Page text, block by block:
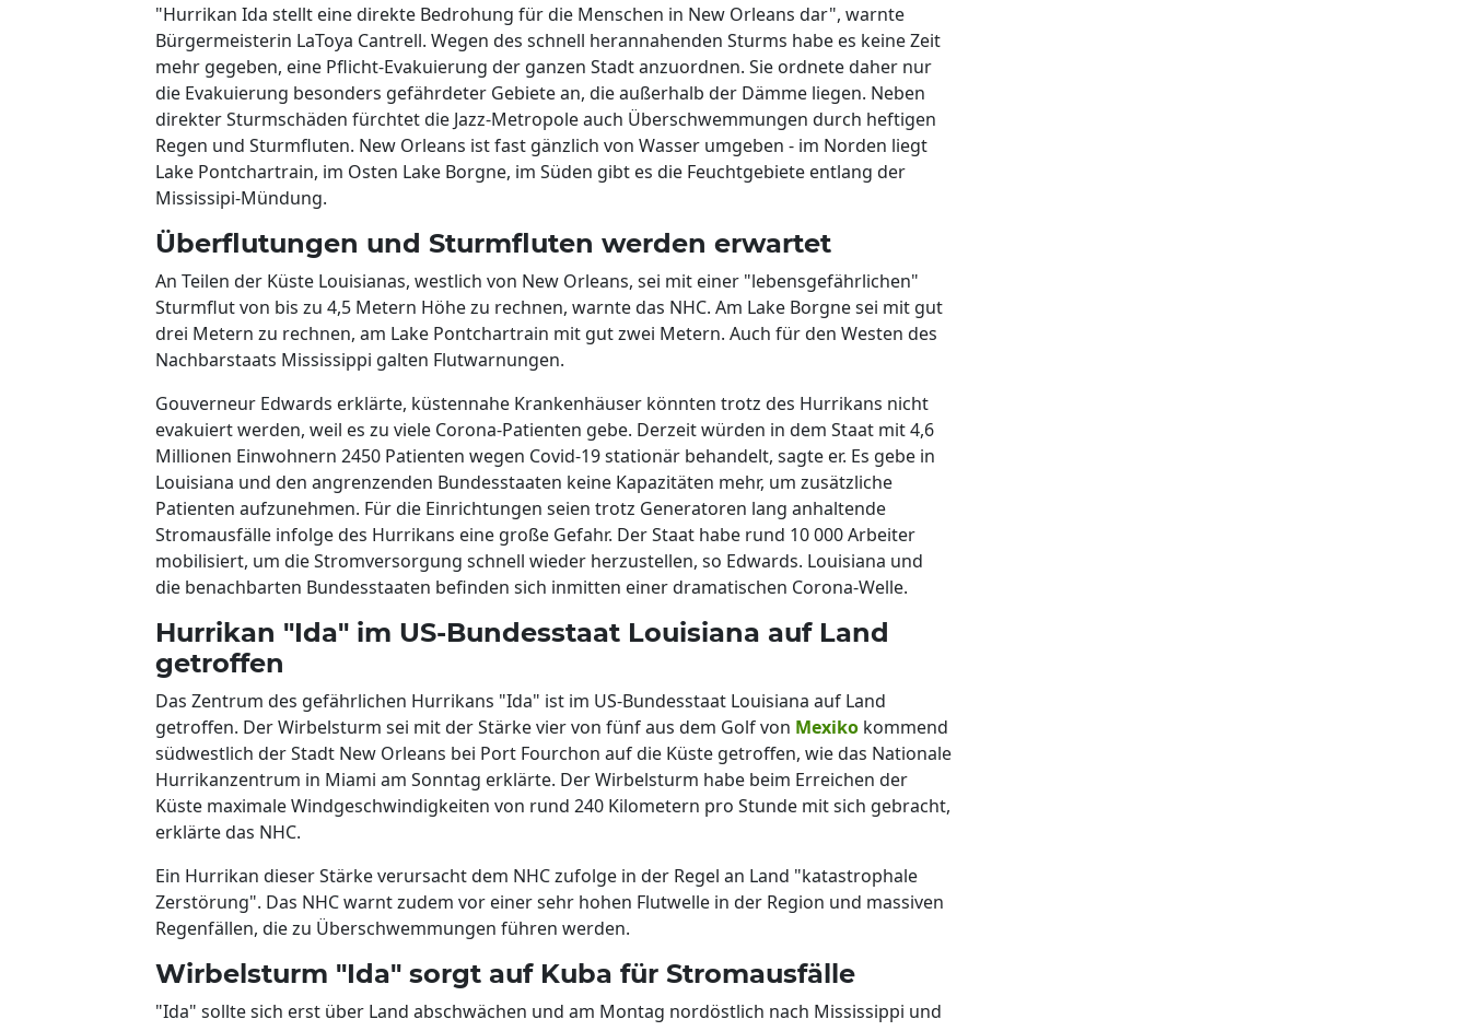
"Hurrikan Ida stellt eine direkte Bedrohung für die Menschen in New Orleans dar", warnte
Bürgermeisterin LaToya Cantrell. Wegen des schnell herannahenden Sturms habe es keine Zeit
mehr gegeben, eine Pflicht-Evakuierung der ganzen Stadt anzuordnen. Sie ordnete daher nur
die Evakuierung besonders gefährdeter Gebiete an, die außerhalb der Dämme liegen. Neben
direkter Sturmschäden fürchtet die Jazz-Metropole auch Überschwemmungen durch heftigen
Regen und Sturmfluten. New Orleans ist fast gänzlich von Wasser umgeben - im Norden liegt
Lake Pontchartrain, im Osten Lake Borgne, im Süden gibt es die Feuchtgebiete entlang der
Mississipi-Mündung.
Überflutungen und Sturmfluten werden erwartet
An Teilen der Küste Louisianas, westlich von New Orleans, sei mit einer "lebensgefährlichen"
Sturmflut von bis zu 4,5 Metern Höhe zu rechnen, warnte das NHC. Am Lake Borgne sei mit gut
drei Metern zu rechnen, am Lake Pontchartrain mit gut zwei Metern. Auch für den Westen des
Nachbarstaats Mississippi galten Flutwarnungen.
Gouverneur Edwards erklärte, küstennahe Krankenhäuser könnten trotz des Hurrikans nicht
evakuiert werden, weil es zu viele Corona-Patienten gebe. Derzeit würden in dem Staat mit 4,6
Millionen Einwohnern 2450 Patienten wegen Covid-19 stationär behandelt, sagte er. Es gebe in
Louisiana und den angrenzenden Bundesstaaten keine Kapazitäten mehr, um zusätzliche
Patienten aufzunehmen. Für die Einrichtungen seien trotz Generatoren lang anhaltende
Stromausfälle infolge des Hurrikans eine große Gefahr. Der Staat habe rund 10 000 Arbeiter
mobilisiert, um die Stromversorgung schnell wieder herzustellen, so Edwards. Louisiana und
die benachbarten Bundesstaaten befinden sich inmitten einer dramatischen Corona-Welle.
Hurrikan "Ida" im US-Bundesstaat Louisiana auf Land
getroffen
Das Zentrum des gefährlichen Hurrikans "Ida" ist im US-Bundesstaat Louisiana auf Land
getroffen. Der Wirbelsturm sei mit der Stärke vier von fünf aus dem Golf von Mexiko kommend
südwestlich der Stadt New Orleans bei Port Fourchon auf die Küste getroffen, wie das Nationale
Hurrikanzentrum in Miami am Sonntag erklärte. Der Wirbelsturm habe beim Erreichen der
Küste maximale Windgeschwindigkeiten von rund 240 Kilometern pro Stunde mit sich gebracht,
erklärte das NHC.
Ein Hurrikan dieser Stärke verursacht dem NHC zufolge in der Regel an Land "katastrophale
Zerstörung". Das NHC warnt zudem vor einer sehr hohen Flutwelle in der Region und massiven
Regenfällen, die zu Überschwemmungen führen werden.
Wirbelsturm "Ida" sorgt auf Kuba für Stromausfälle
"Ida" sollte sich erst über Land abschwächen und am Montag nordöstlich nach Mississippi und